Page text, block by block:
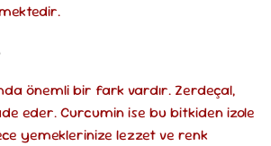
önemli bir fark vardır. Zerdeçal,
eder. Curcumin ise bu bitkiden izole
yemeklerinize lezzet ve renk